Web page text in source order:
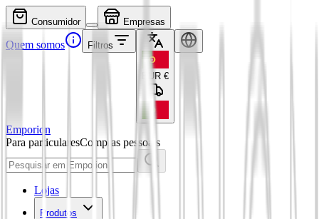
Consumidor Empresas
Quem somos Filtros
EUR €
Emporion
Para particularesCompras pessoais
Lojas
Produtos